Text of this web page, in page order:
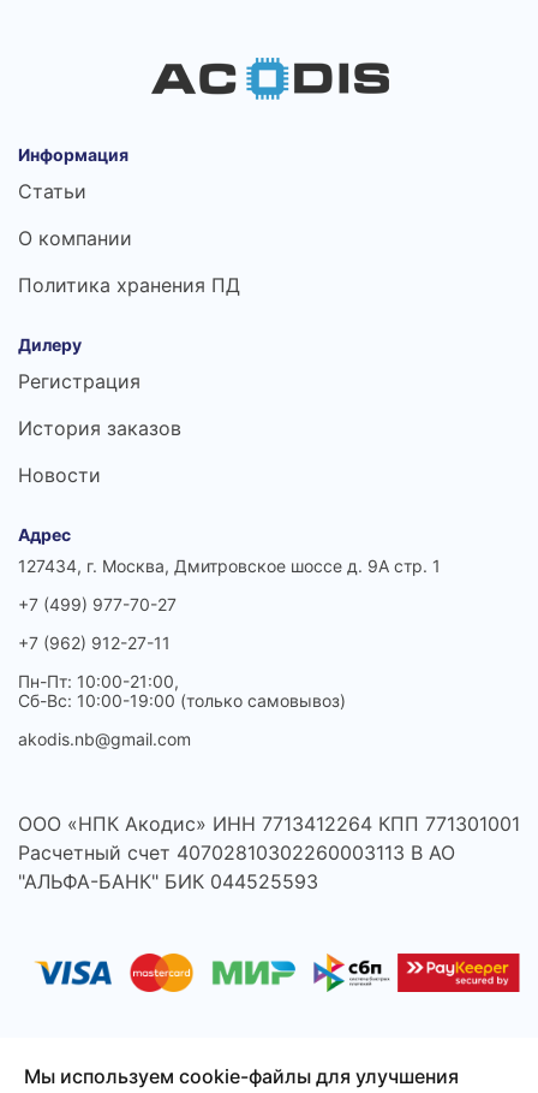
Информация
Статьи
О компании
Политика хранения ПД
Дилеру
Регистрация
История заказов
Новости
Адрес
127434, г. Москва, Дмитровское шоссе д. 9А стр. 1
+7 (499) 977-70-27
+7 (962) 912-27-11
Пн-Пт: 10:00-21:00,
Сб-Вс: 10:00-19:00 (только самовывоз)
akodis.nb@gmail.com
ООО «НПК Акодис» ИНН 7713412264 КПП 771301001
Расчетный счет 40702810302260003113 В АО
"АЛЬФА-БАНК" БИК 044525593
Мы используем cookie-файлы для улучшения